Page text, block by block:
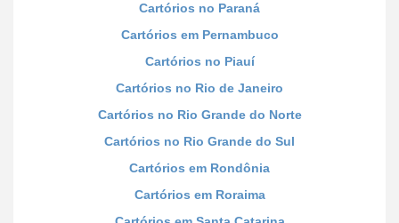
Cartórios no Paraná
Cartórios em Pernambuco
Cartórios no Piauí
Cartórios no Rio de Janeiro
Cartórios no Rio Grande do Norte
Cartórios no Rio Grande do Sul
Cartórios em Rondônia
Cartórios em Roraima